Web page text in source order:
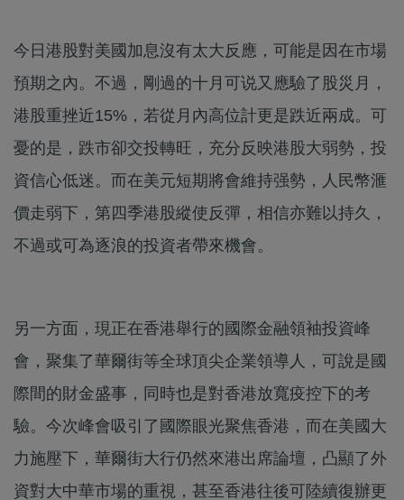
今日港股對美國加息沒有太大反應，可能是因在市場
預期之內。不過，剛過的十月可说又應驗了股災月，
港股重挫近15%，若從月內高位計更是跌近兩成。可
憂的是，跌市卻交投轉旺，充分反映港股大弱勢，投
資信心低迷。而在美元短期將會維持强勢，人民幣滙
價走弱下，第四季港股縱使反彈，相信亦難以持久，
不過或可為逐浪的投資者帶來機會。
另一方面，現正在香港舉行的國際金融領袖投資峰
會，聚集了華爾街等全球頂尖企業領導人，可說是國
際間的財金盛事，同時也是對香港放寬疫控下的考
驗。今次峰會吸引了國際眼光聚焦香港，而在美國大
力施壓下，華爾街大行仍然來港出席論壇，凸顯了外
資對大中華市場的重視，甚至香港往後可陸續復辦更